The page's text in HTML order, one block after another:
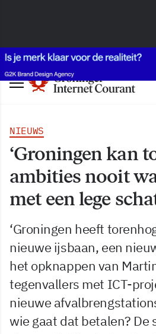
NIEUWS
‘Groningen kan
ambities nooit
met een lege
‘Groningen heeft
nieuwe ijsbaan, een
het opknappen van
tegenvallers met ICT-
nieuwe
wie gaat dat betalen? De